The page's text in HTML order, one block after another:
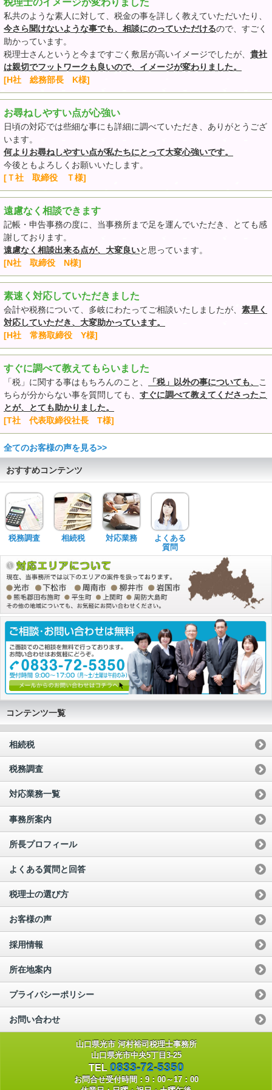
私共のような素人に対して、税金の事を詳しく教えていただいたり、
今さら聞けないような事でも、相談にのっていただけるので、すごく
助かっています。
税理士さんというと今まですごく敷居が高いイメージでしたが、 貴社
は親切でフットワークも良いので、イメージが変わりました。
[H社 総務部長 K様]
お尋ねしやすい点が心強い
日頃の対応では些細な事にも詳細に調べていただき、ありがとうござ
います。
何よりお尋ねしやすい点が私たちにとって大変心強いです。
今後ともよろしくお願いいたします。
[Ｔ社 取締役 Ｔ様]
遠慮なく相談できます
記帳・申告事務の度に、当事務所まで足を運んでいただき、とても感
謝しております。
遠慮なく相談出来る点が、大変良いと思っています。
[N社 取締役 N様]
素速く対応していただきました
会計や税務について、多岐にわたってご相談いたしましたが、 素早く
対応していただき、大変助かっています。
[H社 常務取締役 Y様]
すぐに調べて教えてもらいました
「税」に関する事はもちろんのこと、 「税」以外の事についても、
こ
ちらが分からない事を質問しても、 すぐに調べて教えてくださったこ
とが、とても助かりました。
[T社 代表取締役社長 T様]
全てのお客様の声を見る>>
おすすめコンテンツ
税務調査 相続税 対応業務
よくある
質問
コンテンツ一覧
相続税
税務調査
対応業務一覧
事務所案内
所長プロフィール
よくある質問と回答
税理士の選び方
お客様の声
採用情報
所在地案内
プライバシーポリシー
お問い合わせ
山口県光市 河村裕司税理士事務所
山口県光市中央5丁目3-25
TEL 0833-72-5350
お問合せ受付時間：9：00～17：00